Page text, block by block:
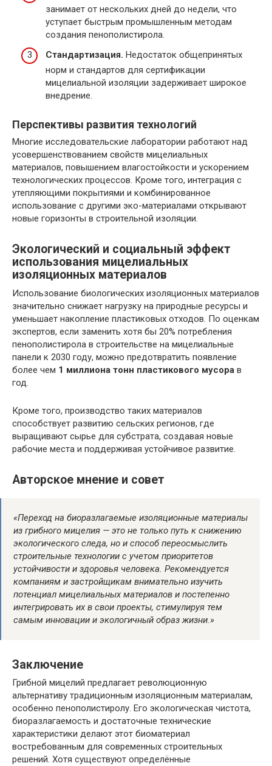
занимает от нескольких дней до недели, что
уступает быстрым промышленным методам
создания пенополистирола.
Стандартизация. Недостаток общепринятых
норм и стандартов для сертификации
мицелиальной изоляции задерживает широкое
внедрение.
Перспективы развития технологий
Многие исследовательские лаборатории работают над
усовершенствованием свойств мицелиальных
материалов, повышением влагостойкости и ускорением
технологических процессов. Кроме того, интеграция с
утепляющими покрытиями и комбинированное
использование с другими эко-материалами открывают
новые горизонты в строительной изоляции.
Экологический и социальный эффект
использования мицелиальных
изоляционных материалов
Использование биологических изоляционных материалов
значительно снижает нагрузку на природные ресурсы и
уменьшает накопление пластиковых отходов. По оценкам
экспертов, если заменить хотя бы 20% потребления
пенополистирола в строительстве на мицелиальные
панели к 2030 году, можно предотвратить появление
более чем 1 миллиона тонн пластикового мусора в
год.
Кроме того, производство таких материалов
способствует развитию сельских регионов, где
выращивают сырье для субстрата, создавая новые
рабочие места и поддерживая устойчивое развитие.
Авторское мнение и совет
«Переход на биоразлагаемые изоляционные материалы
из грибного мицелия — это не только путь к снижению
экологического следа, но и способ переосмыслить
строительные технологии с учетом приоритетов
устойчивости и здоровья человека. Рекомендуется
компаниям и застройщикам внимательно изучить
потенциал мицелиальных материалов и постепенно
интегрировать их в свои проекты, стимулируя тем
самым инновации и экологичный образ жизни.»
Заключение
Грибной мицелий предлагает революционную
альтернативу традиционным изоляционным материалам,
особенно пенополистиролу. Его экологическая чистота,
биоразлагаемость и достаточные технические
характеристики делают этот биоматериал
востребованным для современных строительных
решений. Хотя существуют определённые